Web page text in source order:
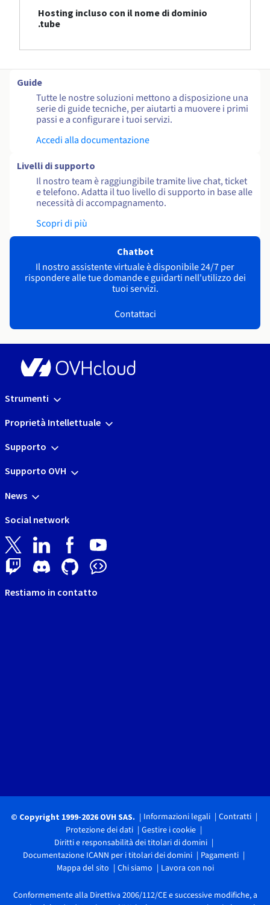
Hosting incluso con il nome di dominio
.tube
Guide
Tutte le nostre soluzioni mettono a disposizione una
serie di guide tecniche, per aiutarti a muovere i primi
passi e a configurare i tuoi servizi.
Accedi alla documentazione
Livelli di supporto
Il nostro team è raggiungibile tramite live chat, ticket
e telefono. Adatta il tuo livello di supporto in base alle
necessità di accompagnamento.
Scopri di più
Chatbot
Il nostro assistente virtuale è disponibile 24/7 per
rispondere alle tue domande e guidarti nell'utilizzo dei
tuoi servizi.
Contattaci
Strumenti
Proprietà Intellettuale
Supporto
Supporto OVH
News
Social network
Restiamo in contatto
© Copyright 1999-2026 OVH SAS. Informazioni legali
Contratti
Protezione dei dati
Gestire i cookie
Diritti e responsabilità dei titolari di domini
Documentazione ICANN per i titolari dei domini
Pagamenti
Mappa del sito
Chi siamo Lavora con noi
Conformemente alla Direttiva 2006/112/CE e successive modifiche, a